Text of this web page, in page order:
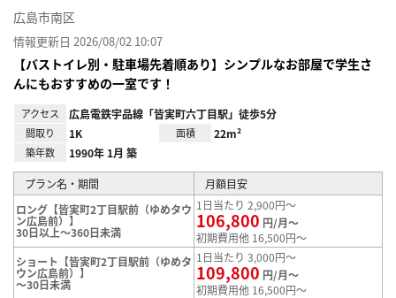
広島市南区
情報更新日 2026/08/02 10:07
【バストイレ別・駐車場先着順あり】シンプルなお部屋で学生さ
んにもおすすめの一室です！
アクセス 広島電鉄宇品線「皆実町六丁目駅」徒歩5分
間取り 1K 面積 22m²
築年数 1990年 1月 築
プラン名・期間
月額目安
ロング【皆実町2丁目駅前（ゆめタウ
ン広島前）】
30日以上～360日未満
1日当たり 2,900円～
106,800 円/月～
初期費用他 16,500円～
ショート【皆実町2丁目駅前（ゆめタ
ウン広島前）】
～30日未満
1日当たり 3,000円～
109,800 円/月～
初期費用他 16,500円～